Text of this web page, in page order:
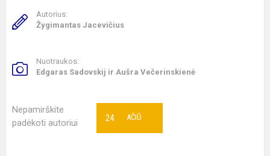
Autorius:
Žygimantas Jacevičius
Nuotraukos:
Edgaras Sadovskij ir Aušra Večerinskienė
Nepamirškite
padėkoti autoriui
AČIŪ
24